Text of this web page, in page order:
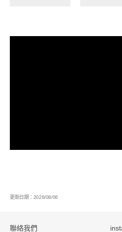
更新日期：2026/08/06
聯絡我們